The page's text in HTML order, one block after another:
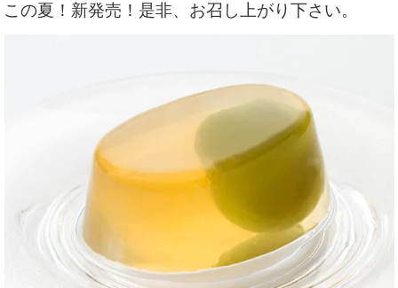
この夏！新発売！是非、お召し上がり下さい。